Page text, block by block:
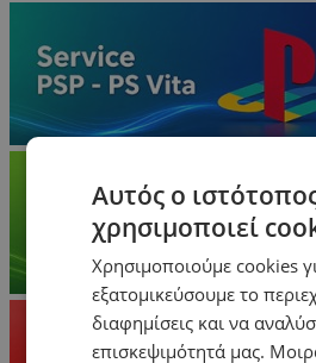
Αυτός ο
χρησιμοποιεί
Χρησιμοποιούμε cookies
εξατομικεύσουμε το
διαφημίσεις και να
επισκεψιμότητά μας.